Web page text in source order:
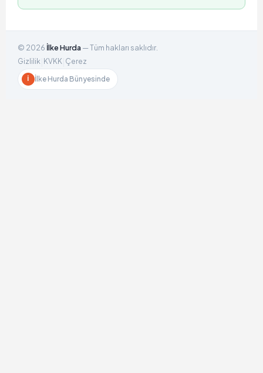
© 2026 İlke Hurda— Tüm hakları saklıdır.
Gizlilik KVKK Çerez
İ İlke Hurda Bünyesinde